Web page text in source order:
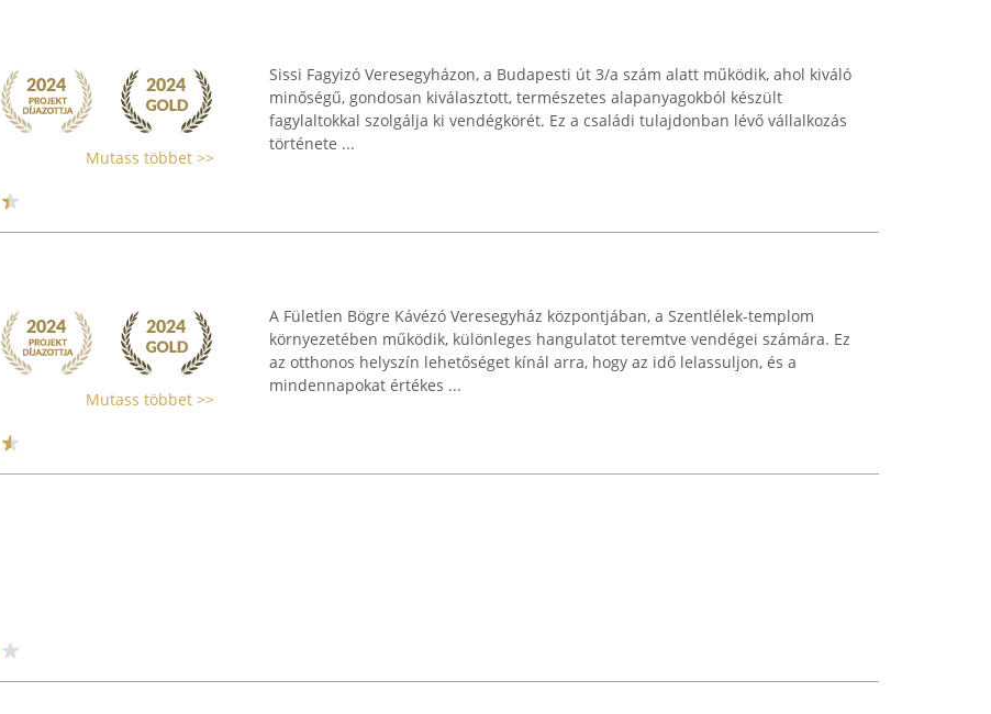
Mutass többet >>
Sissi Fagyizó Veresegyházon, a Budapesti út 3/a szám alatt működik, ahol kiváló
minőségű, gondosan kiválasztott, természetes alapanyagokból készült
fagylaltokkal szolgálja ki vendégkörét. Ez a családi tulajdonban lévő vállalkozás
története ...
Mutass többet >>
A Fületlen Bögre Kávézó Veresegyház központjában, a Szentlélek-templom
környezetében működik, különleges hangulatot teremtve vendégei számára. Ez
az otthonos helyszín lehetőséget kínál arra, hogy az idő lelassuljon, és a
mindennapokat értékes ...